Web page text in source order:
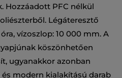
Hozzáadott PFC nélkül
Légáteresztő
vízoszlop: 10 000 mm. A
köszönhetően
ugyanakkor azonban
modern kialakítású darab